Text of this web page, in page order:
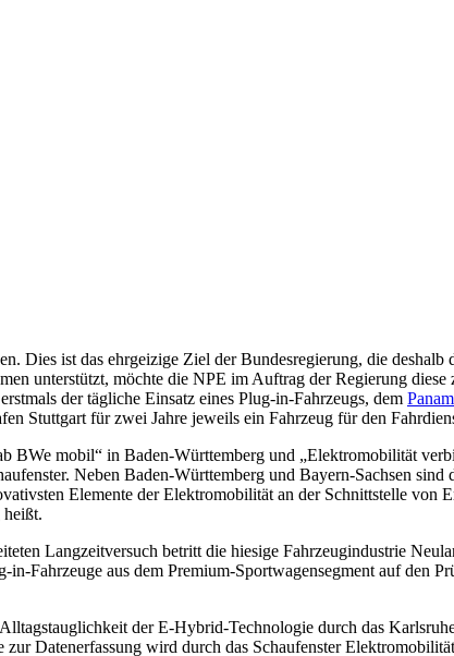
Dies ist das ehrgeizige Ziel der Bundesregierung, die
unterstützt, möchte die NPE im Auftrag der Regierung
der tägliche Einsatz eines Plug-in-Fahrzeugs, dem
Stuttgart für zwei Jahre jeweils ein Fahrzeug für den
BWe mobil“ in Baden-Württemberg und „Elektromobilität
Neben Baden-Württemberg und Bayern-Sachsen
Elemente der Elektromobilität an der Schnittstelle von
Langzeitversuch betritt die hiesige Fahrzeugindustrie
Fahrzeuge aus dem Premium-Sportwagensegment auf den
der E-Hybrid-Technologie durch das
Datenerfassung wird durch das Schaufenster